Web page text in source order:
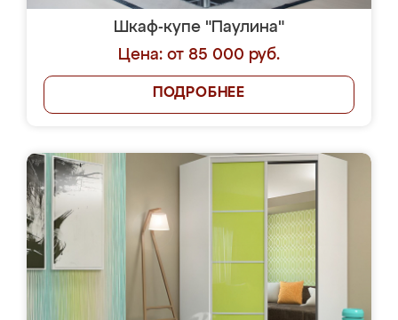
Шкаф-купе "Паулина"
Цена: от 85 000 руб.
ПОДРОБНЕЕ